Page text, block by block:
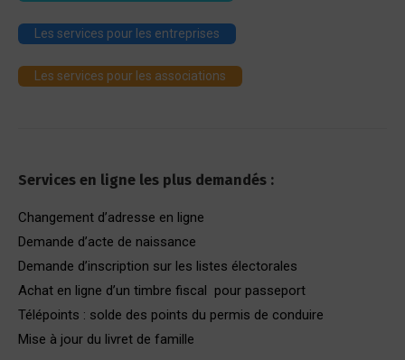
Les services pour les entreprises
Les services pour les associations
Services en ligne les plus demandés :
Changement d’adresse en ligne
Demande d’acte de naissance
Demande d’inscription sur les listes électorales
Achat en ligne d’un timbre fiscal pour passeport
Télépoints : solde des points du permis de conduire
Mise à jour du livret de famille